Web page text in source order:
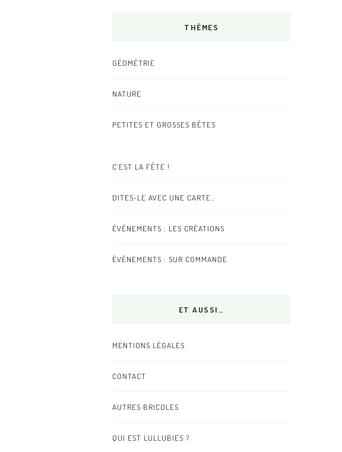
THÈMES
GÉOMÉTRIE
NATURE
PETITES ET GROSSES BÊTES
C’EST LA FÊTE !
DITES-LE AVEC UNE CARTE…
ÉVÉNEMENTS : LES CRÉATIONS
ÉVÉNEMENTS : SUR COMMANDE
ET AUSSI…
MENTIONS LÉGALES
CONTACT
AUTRES BRICOLES
QUI EST LULLUBIES ?